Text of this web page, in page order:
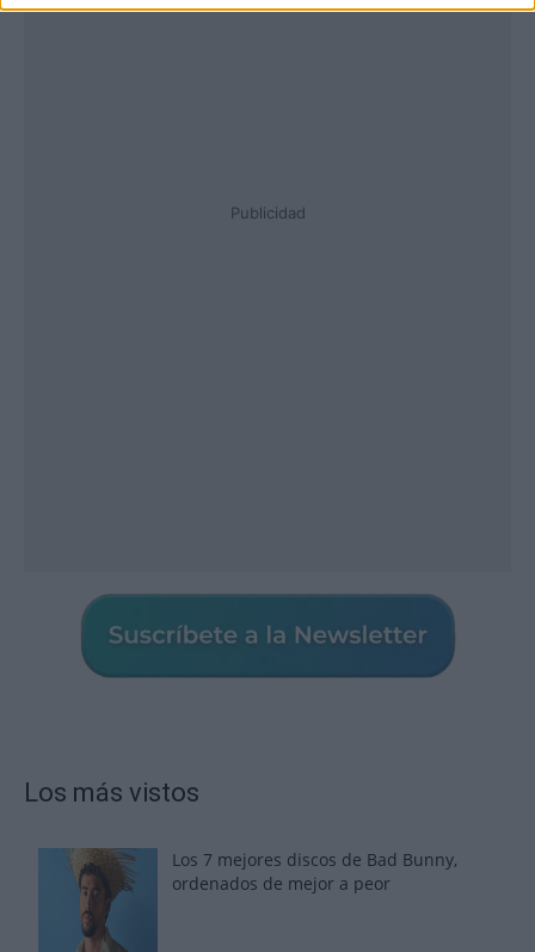
Publicidad
Los más vistos
Los 7 mejores discos de Bad Bunny,
ordenados de mejor a peor